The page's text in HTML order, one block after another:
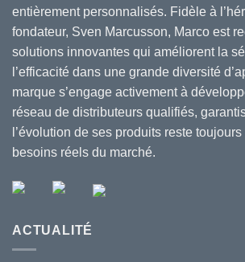
entièrement personnalisés. Fidèle à
fondateur, Sven Marcusson, Marco est
solutions innovantes qui améliorent la
l’efficacité dans une grande diversité
marque s’engage activement à
réseau de distributeurs qualifiés,
l’évolution de ses produits reste
besoins réels du marché.
ACTUALITÉ